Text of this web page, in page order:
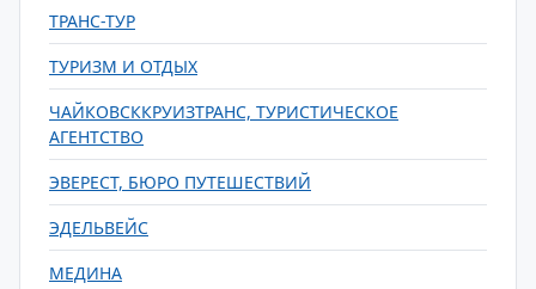
ТРАНС-ТУР
ТУРИЗМ И ОТДЫХ
ЧАЙКОВСККРУИЗТРАНС, ТУРИСТИЧЕСКОЕ
АГЕНТСТВО
ЭВЕРЕСТ, БЮРО ПУТЕШЕСТВИЙ
ЭДЕЛЬВЕЙС
МЕДИНА